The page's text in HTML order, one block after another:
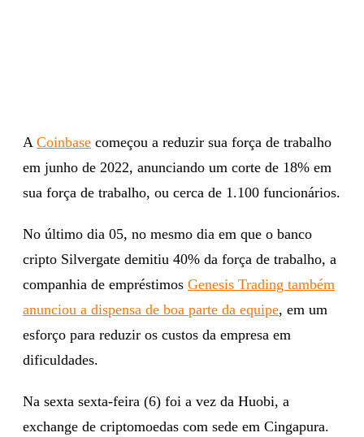
A Coinbase começou a reduzir sua força de trabalho
em junho de 2022, anunciando um corte de 18% em
sua força de trabalho, ou cerca de 1.100 funcionários.
No último dia 05, no mesmo dia em que o banco
cripto Silvergate demitiu 40% da força de trabalho, a
companhia de empréstimos Genesis Trading também
anunciou a dispensa de boa parte da equipe, em um
esforço para reduzir os custos da empresa em
dificuldades.
Na sexta sexta-feira (6) foi a vez da Huobi, a
exchange de criptomoedas com sede em Cingapura.